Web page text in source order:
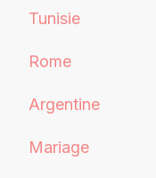
Tunisie
Rome
Argentine
Mariage